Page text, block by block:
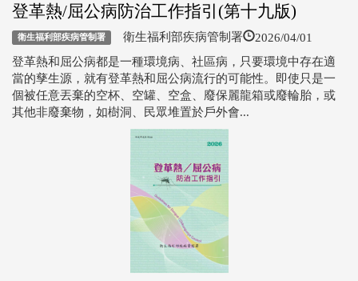
登革熱/屈公病防治工作指引(第十九版)
衛生福利部疾病管制署 衛生福利部疾病管制署 2026/04/01
登革熱和屈公病都是一種環境病、社區病，只要環境中存在適
當的孳生源，就有登革熱和屈公病流行的可能性。即使只是一
個被任意丟棄的空杯、空罐、空盒、廢保麗龍箱或廢輪胎，或
其他非廢棄物，如樹洞、民眾堆置於戶外會...